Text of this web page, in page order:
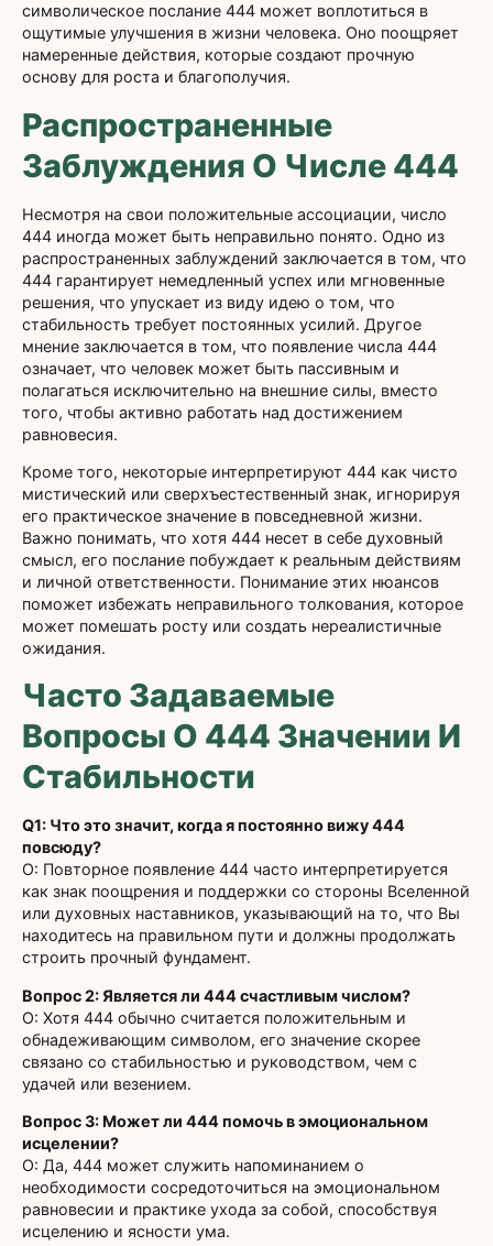
символическое послание 444 может воплотиться в
ощутимые улучшения в жизни человека. Оно поощряет
намеренные действия, которые создают прочную
основу для роста и благополучия.
Распространенные
Заблуждения О Числе 444
Несмотря на свои положительные ассоциации, число
444 иногда может быть неправильно понято. Одно из
распространенных заблуждений заключается в том, что
444 гарантирует немедленный успех или мгновенные
решения, что упускает из виду идею о том, что
стабильность требует постоянных усилий. Другое
мнение заключается в том, что появление числа 444
означает, что человек может быть пассивным и
полагаться исключительно на внешние силы, вместо
того, чтобы активно работать над достижением
равновесия.
Кроме того, некоторые интерпретируют 444 как чисто
мистический или сверхъестественный знак, игнорируя
его практическое значение в повседневной жизни.
Важно понимать, что хотя 444 несет в себе духовный
смысл, его послание побуждает к реальным действиям
и личной ответственности. Понимание этих нюансов
поможет избежать неправильного толкования, которое
может помешать росту или создать нереалистичные
ожидания.
Часто Задаваемые
Вопросы О 444 Значении И
Стабильности
Q1: Что это значит, когда я постоянно вижу 444
повсюду?
О: Повторное появление 444 часто интерпретируется
как знак поощрения и поддержки со стороны Вселенной
или духовных наставников, указывающий на то, что Вы
находитесь на правильном пути и должны продолжать
строить прочный фундамент.
Вопрос 2: Является ли 444 счастливым числом?
О: Хотя 444 обычно считается положительным и
обнадеживающим символом, его значение скорее
связано со стабильностью и руководством, чем с
удачей или везением.
Вопрос 3: Может ли 444 помочь в эмоциональном
исцелении?
О: Да, 444 может служить напоминанием о
необходимости сосредоточиться на эмоциональном
равновесии и практике ухода за собой, способствуя
исцелению и ясности ума.